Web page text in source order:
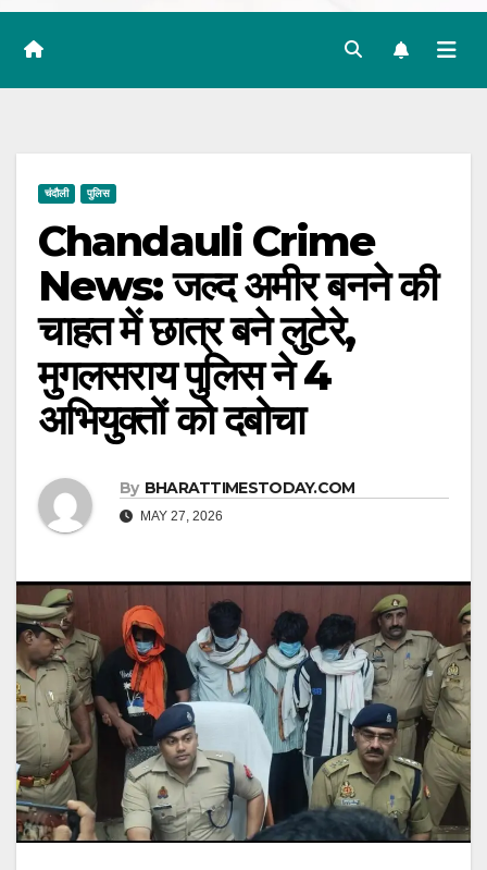
चंदौली पुलिस
Chandauli Crime
News: जल्द अमीर बनने की
चाहत में छात्र बने लुटेरे,
मुगलसराय पुलिस ने 4
अभियुक्तों को दबोचा
By BHARATTIMESTODAY.COM
MAY 27, 2026